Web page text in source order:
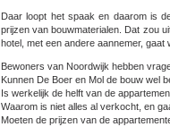
Daar loopt het spaak en daarom is
prijzen van bouwmaterialen. Dat zou
hotel, met een andere aannemer, gaat
Bewoners van Noordwijk hebben
Kunnen De Boer en Mol de bouw wel
Is werkelijk de helft van de
Waarom is niet alles al verkocht, en
Moeten de prijzen van de